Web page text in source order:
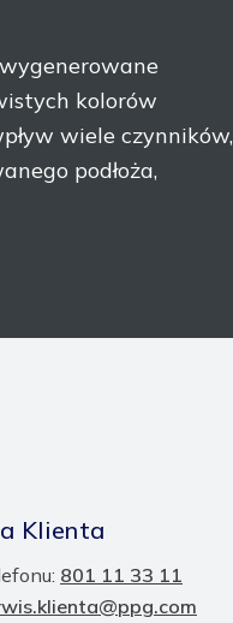
kolorów
wiele czynników,
podłoża,
Klienta
801 11 33 11